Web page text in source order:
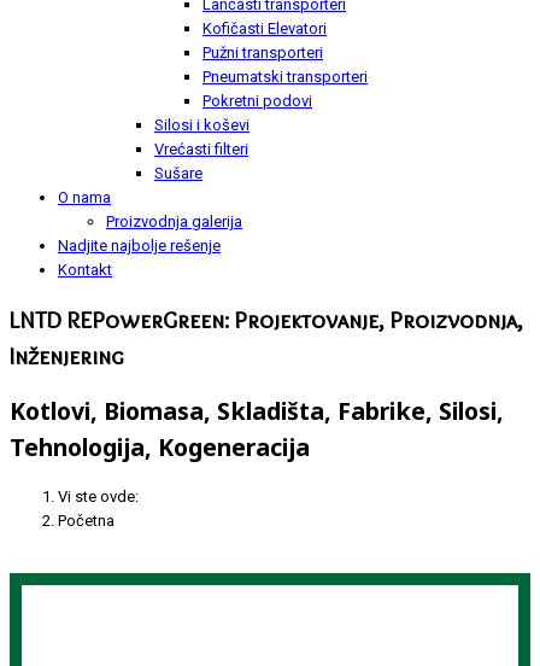
Lančasti transporteri
Kofičasti Elevatori
Pužni transporteri
Pneumatski transporteri
Pokretni podovi
Silosi i koševi
Vrećasti filteri
Sušare
O nama
Proizvodnja galerija
Nadjite najbolje rešenje
Kontakt
LNTD REPowerGreen: Projektovanje, Proizvodnja,
Inženjering
Kotlovi, Biomasa, Skladišta, Fabrike, Silosi,
Tehnologija, Kogeneracija
Vi ste ovde:
Početna